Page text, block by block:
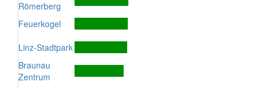
Römerberg
Feuerkogel
Linz-Stadtpark
Braunau
Zentrum